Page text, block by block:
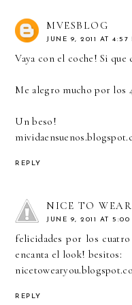
MVESBLOG
JUNE 9, 2011 AT 4:57
Vaya con el coche! Si que
Me alegro mucho por los
Un beso!
REPLY
NICE TO
JUNE 9, 2011 AT 5:00
felicidades por los
encanta el look! besitos:
REPLY